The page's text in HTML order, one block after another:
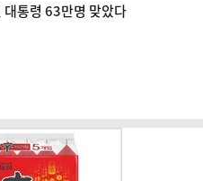
통령 63만명 맞았다